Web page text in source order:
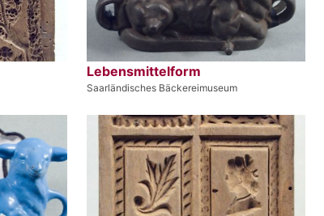
Lebensmittelform
Saarländisches Bäckereimuseum